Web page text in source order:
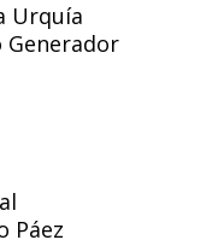
Urquía
Páez